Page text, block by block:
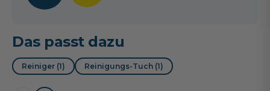
Das passt dazu
Reiniger (1) Reinigungs-Tuch (1)